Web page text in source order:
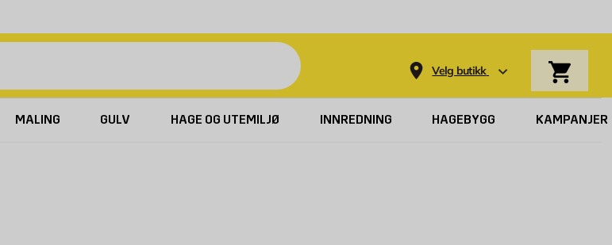
Velg butikk
MALING GULV HAGE OG UTEMILJØ INNREDNING HAGEBYGG KAMPANJER